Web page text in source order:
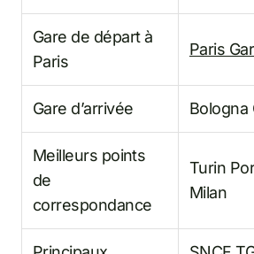
Gare de départ à
Paris
Paris
Gare d’arrivée Bologna
Meilleurs points
de
correspondance
Turin
Milan